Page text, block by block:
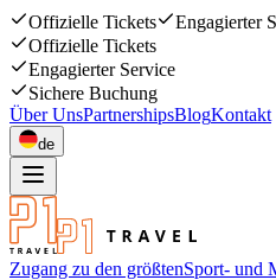
Offizielle Tickets Engagierter
Offizielle Tickets
Engagierter Service
Sichere Buchung
Über UnsPartnershipsBlogKontakt
de
Zugang zu den größtenSport- und